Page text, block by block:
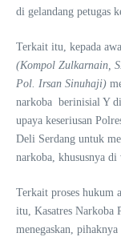
di gelandang petugas
Terkait itu, kepada
(Kompol Zulkarnain,
Pol. Irsan Sinuhaji)
narkoba berinisial Y
upaya keseriusan
Deli Serdang untuk
narkoba, khususnya
Terkait proses hukum
itu, Kasatres Narkoba
menegaskan,